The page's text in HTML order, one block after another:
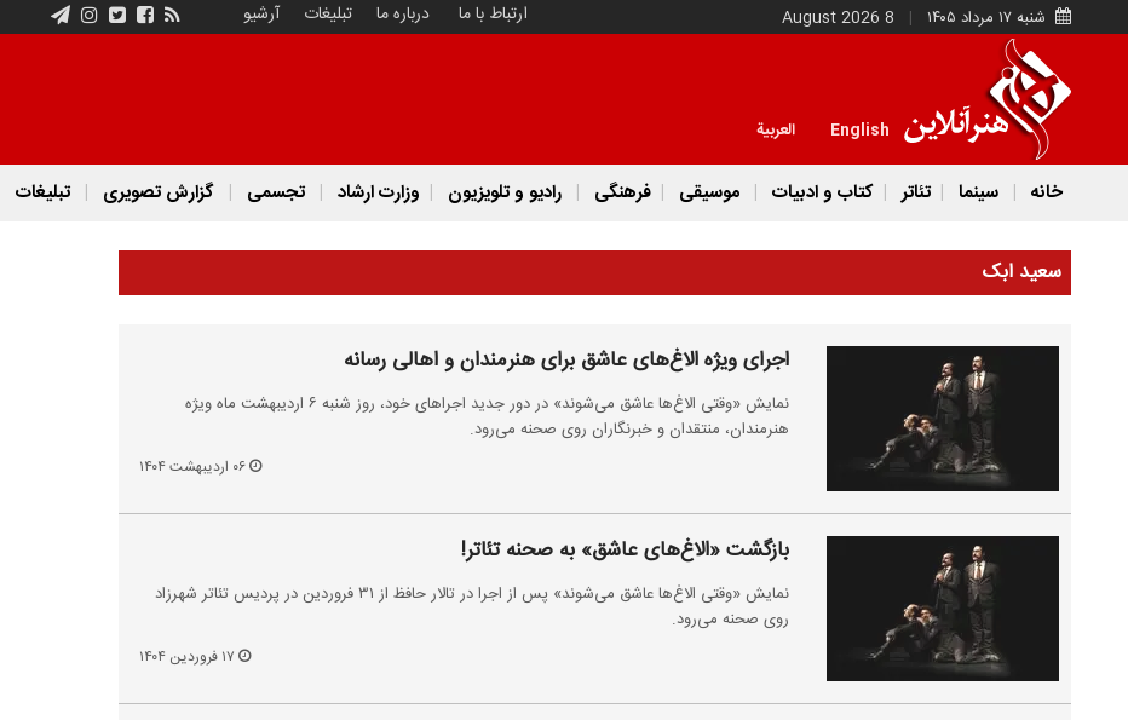
شنبه ۱۷ مرداد ۱۴۰۵ 8 August 2026 ارتباط با ما درباره ما تبلیغات آرشیو
English العربية
خانه سینما تئاتر کتاب و ادبیات موسیقی فرهنگی رادیو و تلویزیون وزارت ارشاد تجسمی گزارش تصویری تبلیغات
سعید ابک
اجرای ویژه الاغ‌های عاشق برای هنرمندان و اهالی رسانه
نمایش «وقتی الاغ‌ها عاشق می‌شوند» در دور جدید اجراهای خود، روز شنبه ۶ اردیبهشت ماه ویژه
هنرمندان، منتقدان و خبرنگاران روی صحنه می‌رود.
۰۶ اردیبهشت ۱۴۰۴
بازگشت «الاغ‌های عاشق» به صحنه تئاتر!
نمایش «وقتی الاغ‌ها عاشق می‌شوند» پس از اجرا در تالار حافظ از ۳۱ فروردین‌ در پردیس تئاتر شهرزاد
روی صحنه می‌رود.